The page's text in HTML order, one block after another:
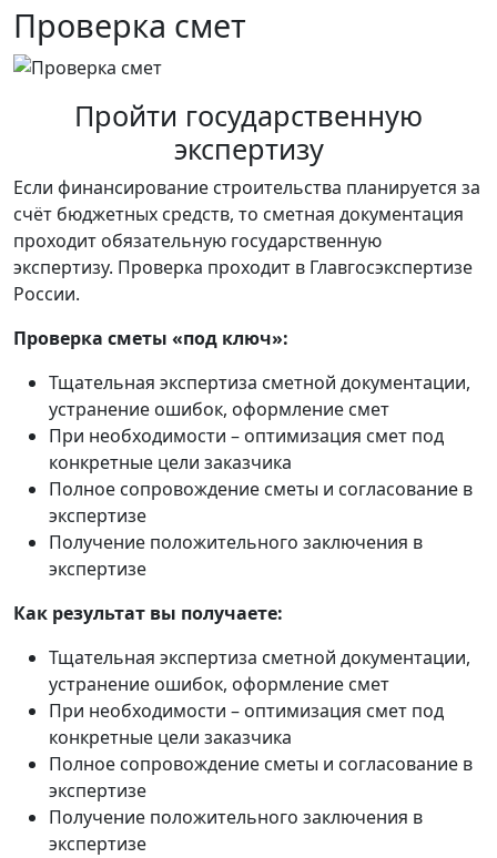
Проверка смет
Пройти государственную
экспертизу
Если финансирование строительства планируется за
счёт бюджетных средств, то сметная документация
проходит обязательную государственную
экспертизу. Проверка проходит в Главгосэкспертизе
России.
Проверка сметы «под ключ»:
Тщательная экспертиза сметной документации,
устранение ошибок, оформление смет
При необходимости – оптимизация смет под
конкретные цели заказчика
Полное сопровождение сметы и согласование в
экспертизе
Получение положительного заключения в
экспертизе
Как результат вы получаете:
Тщательная экспертиза сметной документации,
устранение ошибок, оформление смет
При необходимости – оптимизация смет под
конкретные цели заказчика
Полное сопровождение сметы и согласование в
экспертизе
Получение положительного заключения в
экспертизе